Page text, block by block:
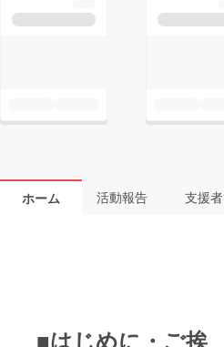
ホーム 活動報告 支援者
■はじめに・ご挨